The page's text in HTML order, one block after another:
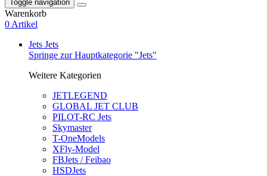
Toggle navigation
Warenkorb
0 Artikel
Jets Jets
Springe zur Hauptkategorie "Jets"
Weitere Kategorien
JETLEGEND
GLOBAL JET CLUB
PILOT-RC Jets
Skymaster
T-OneModels
XFly-Model
FBJets / Feibao
HSDJets